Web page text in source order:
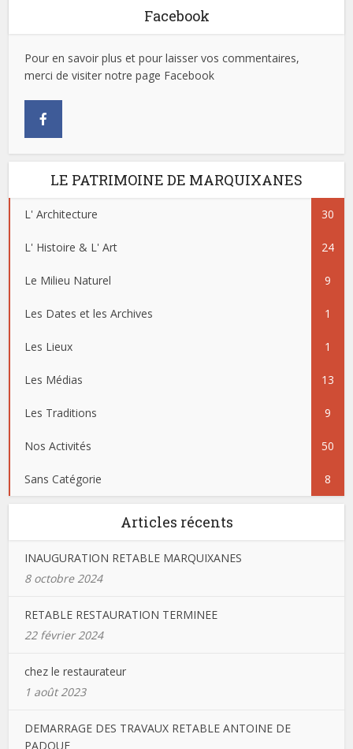
Facebook
Pour en savoir plus et pour laisser vos commentaires,
merci de visiter notre page Facebook
LE PATRIMOINE DE MARQUIXANES
L' Architecture 30
L' Histoire & L' Art 24
Le Milieu Naturel 9
Les Dates et les Archives 1
Les Lieux 1
Les Médias 13
Les Traditions 9
Nos Activités 50
Sans Catégorie 8
Articles récents
INAUGURATION RETABLE MARQUIXANES
8 octobre 2024
RETABLE RESTAURATION TERMINEE
22 février 2024
chez le restaurateur
1 août 2023
DEMARRAGE DES TRAVAUX RETABLE ANTOINE DE
PADOUE